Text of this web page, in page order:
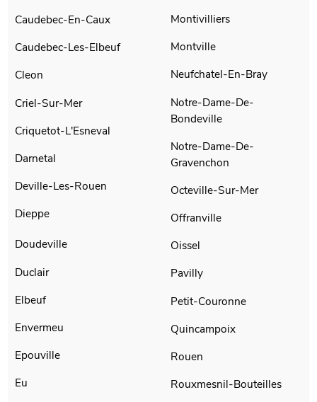
Caudebec-En-Caux
Caudebec-Les-Elbeuf
Cleon
Criel-Sur-Mer
Criquetot-L'Esneval
Darnetal
Deville-Les-Rouen
Dieppe
Doudeville
Duclair
Elbeuf
Envermeu
Epouville
Eu
Montivilliers
Montville
Neufchatel-En-Bray
Notre-Dame-De-
Bondeville
Notre-Dame-De-
Gravenchon
Octeville-Sur-Mer
Offranville
Oissel
Pavilly
Petit-Couronne
Quincampoix
Rouen
Rouxmesnil-Bouteilles